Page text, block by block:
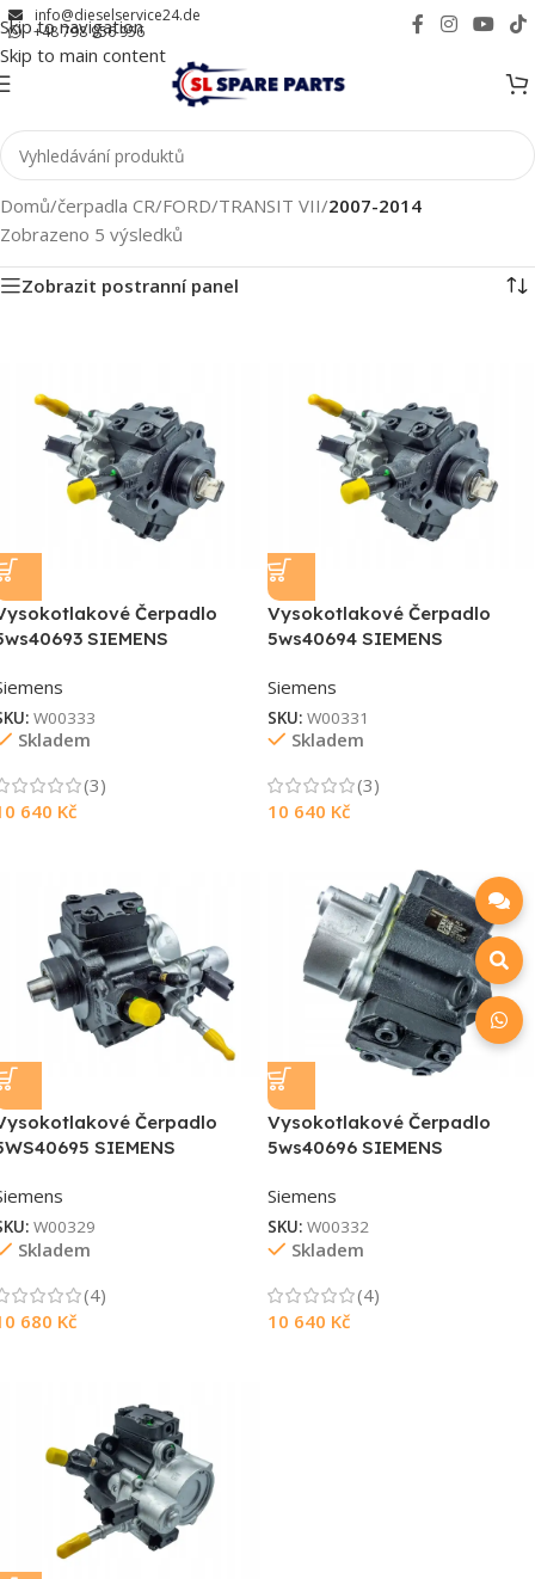
Skip to navigation
Skip to main content
info@dieselservice24.de
+48 798 956 956
Domů/čerpadla CR/FORD/TRANSIT VII/2007-2014
Zobrazeno 5 výsledků
Zobrazit postranní panel
Čerpadlo
SIEMENS
W00333
Skladem
(3)
640 Kč
Vysokotlakové Čerpadlo
5ws40694 SIEMENS
Siemens
SKU: W00331
Skladem
(3)
10 640 Kč
Čerpadlo
SIEMENS
W00329
Skladem
(4)
680 Kč
Vysokotlakové Čerpadlo
5ws40696 SIEMENS
Siemens
SKU: W00332
Skladem
(4)
10 640 Kč
Souhlasím s GDPR